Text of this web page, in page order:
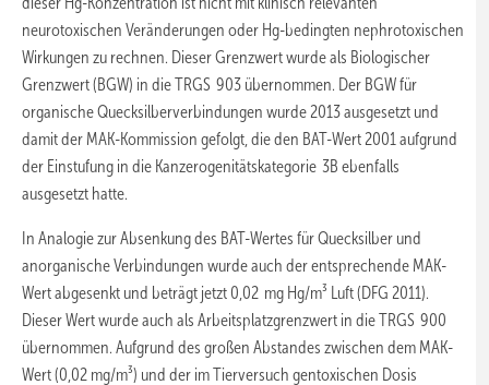
neurotoxischen Veränderungen oder Hg-bedingten nephrotoxischen
Wirkungen zu rechnen. Dieser Grenzwert wurde als Biologischer
Grenzwert (BGW) in die TRGS 903 übernommen. Der BGW für
organische Quecksilberverbindungen wurde 2013 ausgesetzt und
damit der MAK-Kommission gefolgt, die den BAT-Wert 2001 aufgrund
der Einstufung in die Kanzerogenitätskategorie 3B ebenfalls
ausgesetzt hatte.
In Analogie zur Absenkung des BAT-Wertes für Quecksilber und
anorganische Verbindungen wurde auch der entsprechende MAK-
Wert abgesenkt und beträgt jetzt 0,02 mg Hg/m³ Luft (DFG 2011).
Dieser Wert wurde auch als Arbeitsplatzgrenzwert in die TRGS 900
übernommen. Aufgrund des großen Abstandes zwischen dem MAK-
Wert (0,02 mg/m³) und der im Tierversuch gentoxischen Dosis